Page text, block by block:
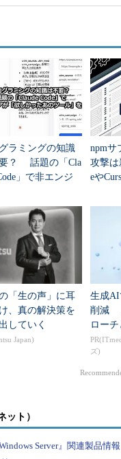
のコマンドを現在のシ
ません。
即座に反映させたい
」または「. ~/
使って.bashrcを編集し
集内容は省略しました
（画面1）
のでしょうか。
ラミングの知識
？ 話題の「Cla
」で非エンジ
ル」を作る
npmサ
攻撃
eや
「生の声」に耳
、真の解決策を
していく
Japan)
生成AI
削減
ローチ
ズ)
ット）
Server』関連製品情報